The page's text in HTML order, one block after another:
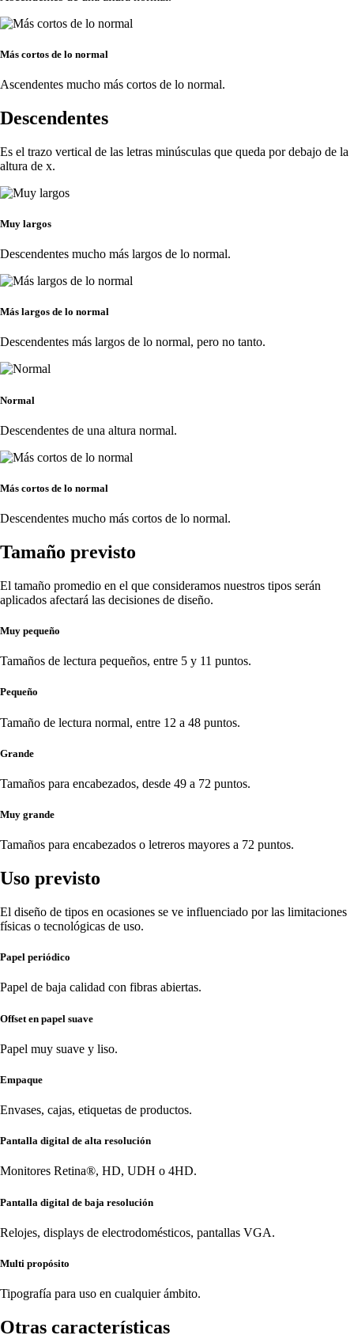
Más cortos de lo normal
Ascendentes mucho más cortos de lo normal.
Descendentes
Es el trazo vertical de las letras minúsculas que queda por debajo de la
altura de x.
Muy largos
Descendentes mucho más largos de lo normal.
Más largos de lo normal
Descendentes más largos de lo normal, pero no tanto.
Normal
Descendentes de una altura normal.
Más cortos de lo normal
Descendentes mucho más cortos de lo normal.
Tamaño previsto
El tamaño promedio en el que consideramos nuestros tipos serán
aplicados afectará las decisiones de diseño.
Muy pequeño
Tamaños de lectura pequeños, entre 5 y 11 puntos.
Pequeño
Tamaño de lectura normal, entre 12 a 48 puntos.
Grande
Tamaños para encabezados, desde 49 a 72 puntos.
Muy grande
Tamaños para encabezados o letreros mayores a 72 puntos.
Uso previsto
El diseño de tipos en ocasiones se ve influenciado por las limitaciones
físicas o tecnológicas de uso.
Papel periódico
Papel de baja calidad con fibras abiertas.
Offset en papel suave
Papel muy suave y liso.
Empaque
Envases, cajas, etiquetas de productos.
Pantalla digital de alta resolución
Monitores Retina®, HD, UDH o 4HD.
Pantalla digital de baja resolución
Relojes, displays de electrodomésticos, pantallas VGA.
Multi propósito
Tipografía para uso en cualquier ámbito.
Otras características